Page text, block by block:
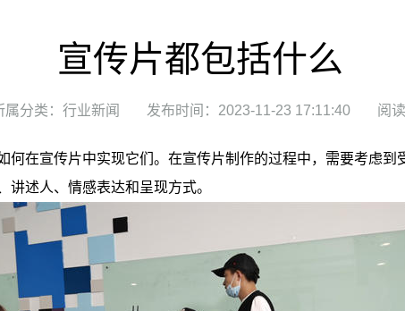
宣传片都包括什么
属分类：行业新闻 发布时间：2023-11-23 17:11:40 阅
何在宣传片中实现它们。在宣传片制作的过程中，需要考虑
述人、情感表达和呈现方式。